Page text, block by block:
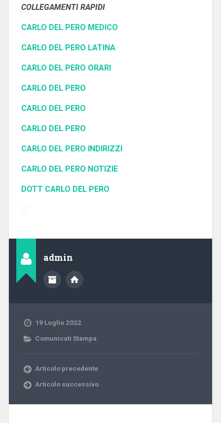
COLLEGAMENTI RAPIDI
CARLO DEL PERO MEDICO
CARLO DEL PERO LATINA
CARLO DEL PERO ORARI
CARLO DEL PERO
CARLO DEL PERO
CARLO DEL PERO
CARLO DEL PERO INDIRIZZI
CARLO DEL PERO NOTIZIE
DOTT CARLO DEL PERO
admin
19 Luglio 2022
Comunicati Stampa
Articolo precedente
Articolo successivo